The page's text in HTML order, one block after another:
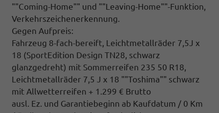
""Coming-Home"" und ""Leaving-Home""-Funktion,
Verkehrszeichenerkennung.
Gegen Aufpreis:
Fahrzeug 8-fach-bereift, Leichtmetallräder 7,5J x
18 (SportEdition Design TN28, schwarz
glanzgedreht) mit Sommerreifen 235 50 R18,
Leichtmetallräder 7,5 J x 18 ""Toshima"" schwarz
mit Allwetterreifen + 1.299 € Brutto
ausl. Ez. und Garantiebeginn ab Kaufdatum / 0 Km